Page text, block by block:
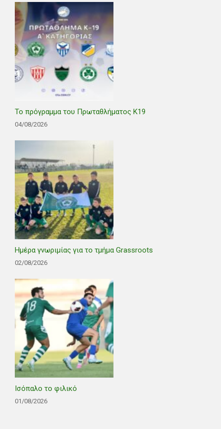
Το πρόγραμμα του Πρωταθλήματος Κ19
04/08/2026
Ημέρα γνωριμίας για το τμήμα Grassroots
02/08/2026
Ισόπαλο το φιλικό
01/08/2026